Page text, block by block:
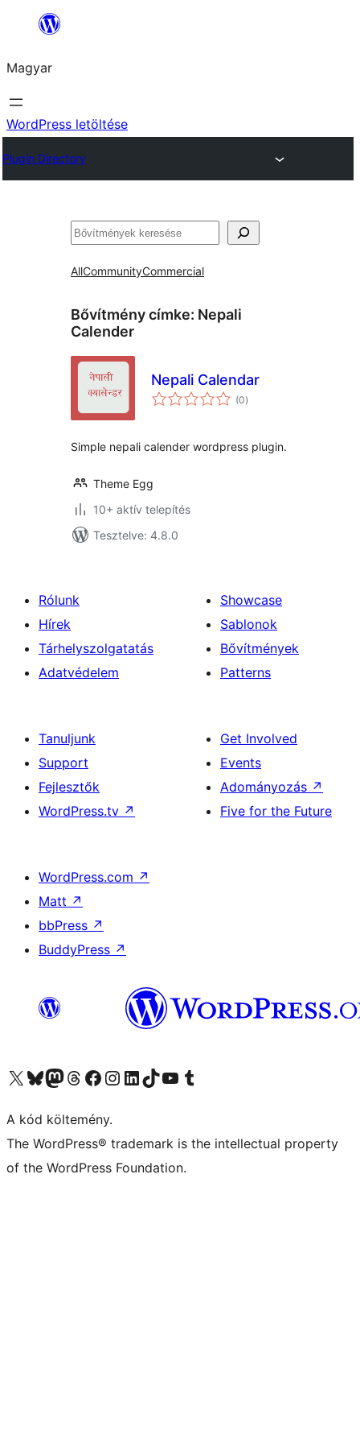
Ugrás
tartalomhoz
Magyar
WordPress letöltése
Plugin Directory
Keresés
AllCommunityCommercial
Bővítmény címke: Nepali
Calender
Nepali Calendar
(0értékelés
összesen
)
Simple nepali calender wordpress plugin.
Theme Egg
10+ aktív telepítés
Tesztelve: 4.8.0
Rólunk
Hírek
Tárhelyszolgatatás
Adatvédelem
Showcase
Sablonok
Bővítmények
Patterns
Tanuljunk
Support
Fejlesztők
WordPress.tv ↗
Get Involved
Events
Adományozás ↗
Five for the Future
WordPress.com ↗
Matt ↗
bbPress ↗
BuddyPress ↗
Visit our X (formerly Twitter) account
Visit our Bluesky account
Twitter csatornánk
Visit our Threads account
Facebook oldalunk megtekintése
Visit our Instagram account
Visit our LinkedIn account
Visit our TikTok account
Visit our YouTube channel
Visit our Tumblr account
A kód költemény.
The WordPress® trademark is the intellectual property
of the WordPress Foundation.